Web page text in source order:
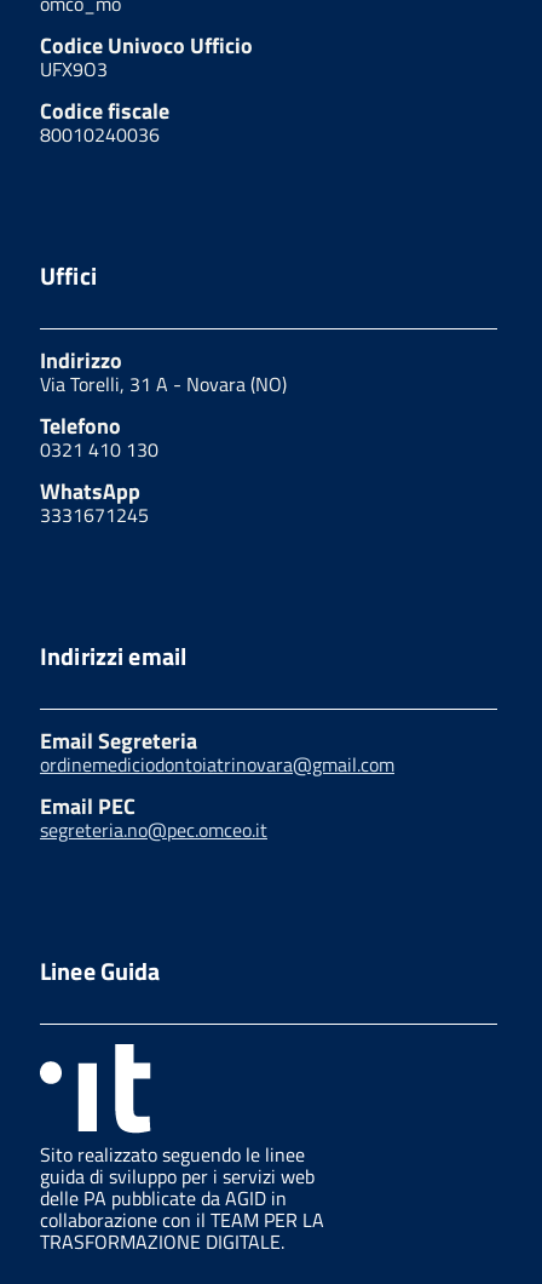
Codice Univoco Ufficio
UFX9O3
Codice fiscale
80010240036
Uffici
Indirizzo
Via Torelli, 31 A - Novara (NO)
Telefono
0321 410 130
WhatsApp
3331671245
Indirizzi email
Email Segreteria
ordinemediciodontoiatrinovara@gmail.com
Email PEC
segreteria.no@pec.omceo.it
Linee Guida
Sito realizzato seguendo le linee
guida di sviluppo per i servizi web
delle PA pubblicate da AGID in
collaborazione con il TEAM PER LA
TRASFORMAZIONE DIGITALE.